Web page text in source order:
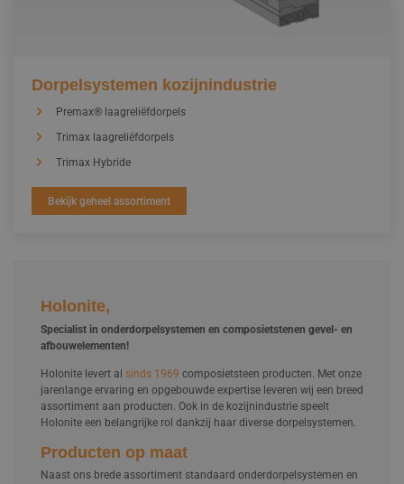
Dorpelsystemen kozijnindustrie
Premax® laagreliëfdorpels
Trimax laagreliëfdorpels
Trimax Hybride
Bekijk geheel assortiment
Holonite,
Specialist in onderdorpelsystemen en composietstenen gevel- en
afbouwelementen!
Holonite levert al sinds 1969 composietsteen producten. Met onze
jarenlange ervaring en opgebouwde expertise leveren wij een breed
assortiment aan producten. Ook in de kozijnindustrie speelt
Holonite een belangrijke rol dankzij haar diverse dorpelsystemen.
Producten op maat
Naast ons brede assortiment standaard onderdorpelsystemen en